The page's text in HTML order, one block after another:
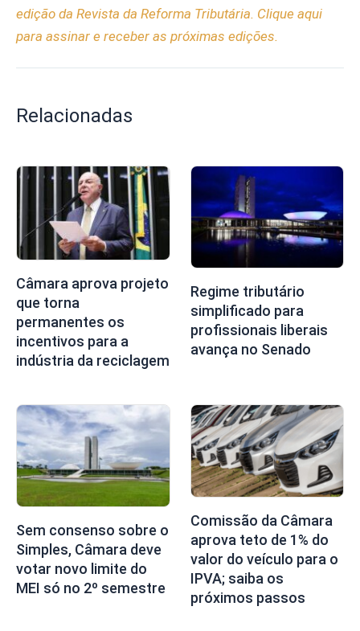
edição da Revista da Reforma Tributária. Clique aqui
para assinar e receber as próximas edições.
Relacionadas
Câmara aprova projeto
que torna
permanentes os
incentivos para a
indústria da reciclagem
Regime tributário
simplificado para
profissionais liberais
avança no Senado
Sem consenso sobre o
Simples, Câmara deve
votar novo limite do
MEI só no 2º semestre
Comissão da Câmara
aprova teto de 1% do
valor do veículo para o
IPVA; saiba os
próximos passos